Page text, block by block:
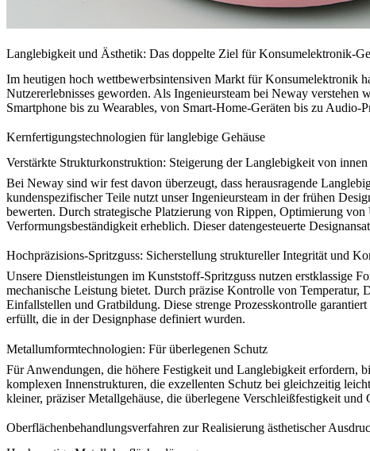
Langlebigkeit und Ästhetik: Das doppelte Ziel für Konsumelektronik-
Im heutigen hoch wettbewerbsintensiven Markt für Konsumelektronik
Nutzererlebnisses geworden. Als Ingenieursteam bei Neway
Smartphone bis zu Wearables, von Smart-Home-Geräten bis zu
Kernfertigungstechnologien für langlebige Gehäuse
Verstärkte Strukturkonstruktion: Steigerung der Langlebigkeit von innen
Bei Neway sind wir fest davon überzeugt, dass herausragende
kundenspezifischer Teile nutzt unser Ingenieursteam in der frühen
bewerten. Durch strategische Platzierung von Rippen, Optimierung
Verformungsbeständigkeit erheblich. Dieser datengesteuerte
Hochpräzisions-Spritzguss: Sicherstellung struktureller Integrität und
Unsere Dienstleistungen im Kunststoff-Spritzguss nutzen erstklassige
mechanische Leistung bietet. Durch präzise Kontrolle von Temperatur,
Einfallstellen und Gratbildung. Diese strenge Prozesskontrolle
erfüllt, die in der Designphase definiert wurden.
Metallumformtechnologien: Für überlegenen Schutz
Für Anwendungen, die höhere Festigkeit und Langlebigkeit erfordern,
komplexen Innenstrukturen, die exzellenten Schutz bei gleichzeitig
kleiner, präziser Metallgehäuse, die überlegene Verschleißfestigkeit
Oberflächenbehandlungsverfahren zur Realisierung ästhetischer